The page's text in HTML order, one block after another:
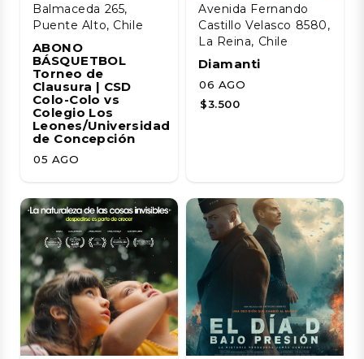
Balmaceda 265,
Puente Alto, Chile
ABONO
BÁSQUETBOL
Torneo de
Clausura | CSD
Colo-Colo vs
Colegio Los
Leones/Universidad
de Concepción
05 AGO
Avenida Fernando
Castillo Velasco 8580,
La Reina, Chile
Diamanti
06 AGO
$3.500